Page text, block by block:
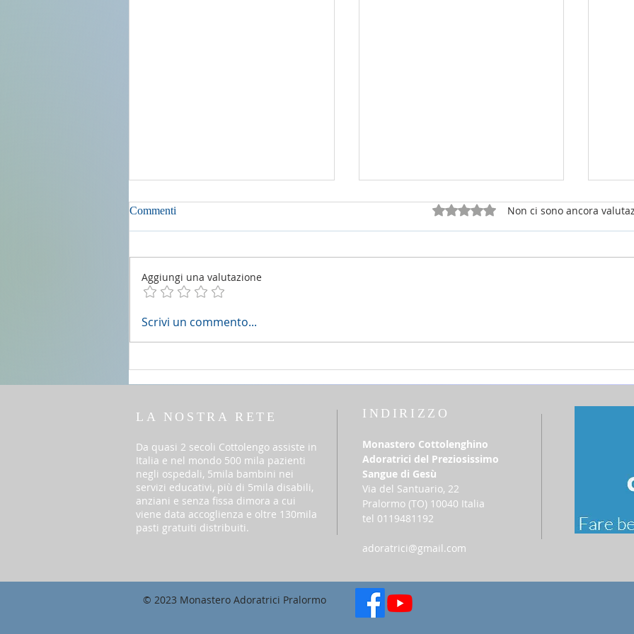
2 agosto 2026 - 18a Domenica
Commenti Valutazione 0 stelle su 5.
Non ci sono ancora
Aggiungi una valutazione
Scrivi un commento...
LA NOSTRA RETE
Da quasi 2 secoli Cottolengo assiste in
Italia e nel mondo 500 mila pazienti
negli ospedali, 5mila bambini nei
servizi educativi, più di 5mila disabili,
anziani e senza fissa dimora a cui
viene data accoglienza e oltre 130mila
pasti gratuiti distribuiti.
INDIRIZZO
Monastero Cottolenghino
Adoratrici del Preziosissimo
Sangue di Gesù
Via del Santuario, 22
​Pralormo (TO) 10040 Italia
tel 0119481192
adoratrici@gmail.com
© 2023 Monastero Adoratrici Pralormo